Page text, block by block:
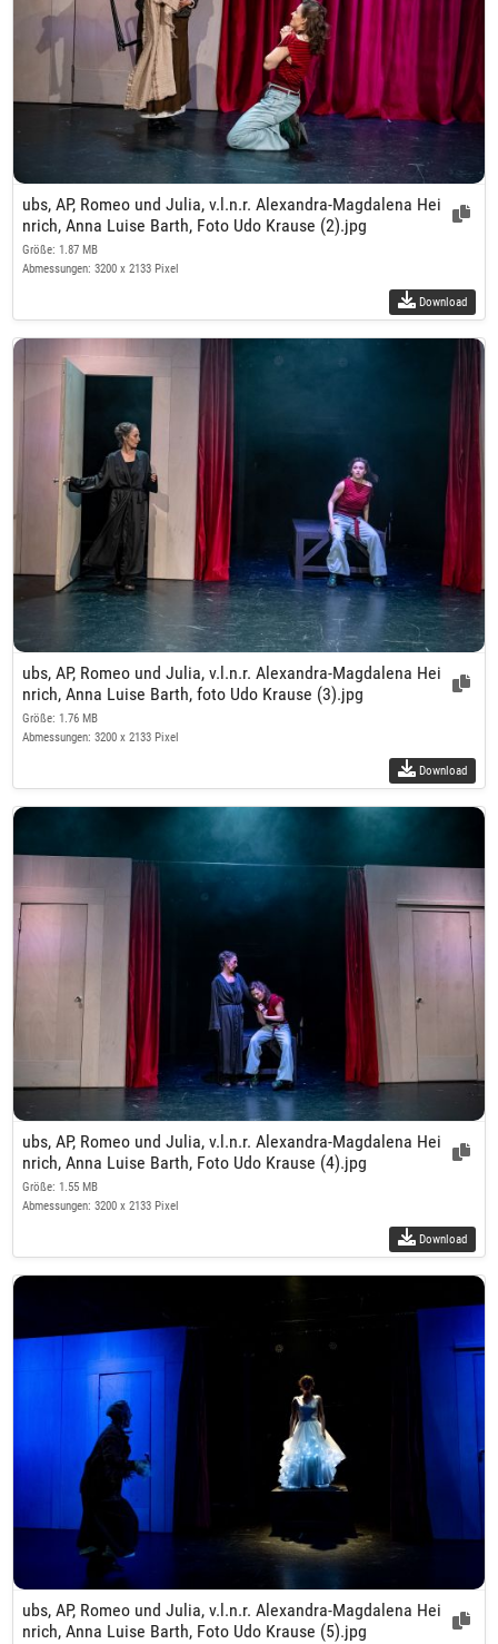
ubs, AP, Romeo und Julia, v.l.n.r. Alexandra-Magdalena Hei
nrich, Anna Luise Barth, Foto Udo Krause (2).jpg
Größe: 1.87 MB
Abmessungen: 3200 x 2133 Pixel
Download
ubs, AP, Romeo und Julia, v.l.n.r. Alexandra-Magdalena Hei
nrich, Anna Luise Barth, foto Udo Krause (3).jpg
Größe: 1.76 MB
Abmessungen: 3200 x 2133 Pixel
Download
ubs, AP, Romeo und Julia, v.l.n.r. Alexandra-Magdalena Hei
nrich, Anna Luise Barth, Foto Udo Krause (4).jpg
Größe: 1.55 MB
Abmessungen: 3200 x 2133 Pixel
Download
ubs, AP, Romeo und Julia, v.l.n.r. Alexandra-Magdalena Hei
nrich, Anna Luise Barth, Foto Udo Krause (5).jpg